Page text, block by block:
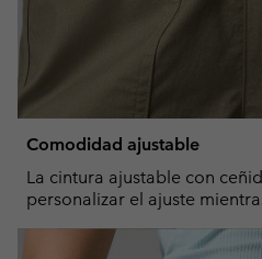
Comodidad ajustable
La cintura ajustable con
personalizar el ajuste